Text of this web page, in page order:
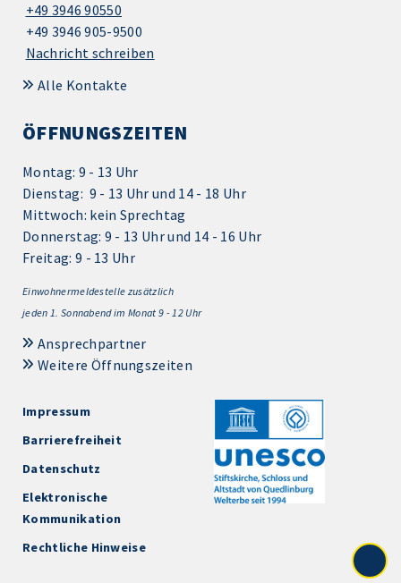
+49 3946 90550
+49 3946 905-9500
Nachricht schreiben
Alle Kontakte
ÖFFNUNGSZEITEN
Montag: 9 - 13 Uhr
Dienstag: 9 - 13 Uhr und 14 - 18 Uhr
Mittwoch: kein Sprechtag
Donnerstag: 9 - 13 Uhr und 14 - 16 Uhr
Freitag: 9 - 13 Uhr
Einwohnermeldestelle zusätzlich
jeden 1. Sonnabend im Monat 9 - 12 Uhr
Ansprechpartner
Weitere Öffnungszeiten
Impressum
Barrierefreiheit
Datenschutz
Elektronische
Kommunikation
Rechtliche Hinweise